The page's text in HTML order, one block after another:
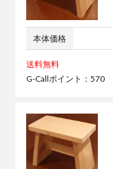
本体価格
送料無料
G-Callポイント：570